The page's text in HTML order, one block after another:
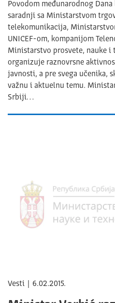
Povodom međunarodnog
saradnji sa Ministarstvom
telekomunikacija,
UNICEF-om, kompanijom
Ministarstvo prosvete, nauke i
organizuje raznovrsne
javnosti, a pre svega učenika,
važnu i aktuelnu temu.
Srbiji…
Vesti | 6.02.2015.